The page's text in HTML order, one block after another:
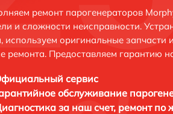
ремонт парогенераторов
и сложности неисправности.
используем оригинальные запчасти
ремонта. Предоставляем гарантию
сервис
обслуживание
за наш счет, ремонт по